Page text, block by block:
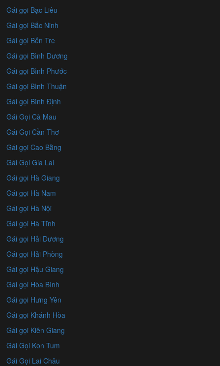
Gái gọi Bạc Liêu
Gái gọi Bắc Ninh
Gái gọi Bến Tre
Gái gọi Bình Dương
Gái gọi Bình Phước
Gái gọi Bình Thuận
Gái gọi Bình Định
Gái Gọi Cà Mau
Gái Gọi Cần Thơ
Gái gọi Cao Bằng
Gái Gọi Gia Lai
Gái gọi Hà Giang
Gái gọi Hà Nam
Gái gọi Hà Nội
Gái gọi Hà Tĩnh
Gái gọi Hải Dương
Gái gọi Hải Phòng
Gái gọi Hậu Giang
Gái gọi Hòa Bình
Gái gọi Hưng Yên
Gái gọi Khánh Hòa
Gái gọi Kiên Giang
Gái Gọi Kon Tum
Gái Gọi Lai Châu